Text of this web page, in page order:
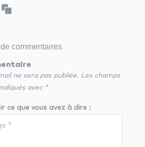
de commentaires
ne sera pas publiée. Les champs
avec *
ce que vous avez à dire :